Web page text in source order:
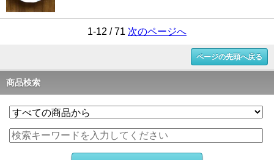
1-12 / 71 次のページへ
ページの先頭へ戻る
商品検索